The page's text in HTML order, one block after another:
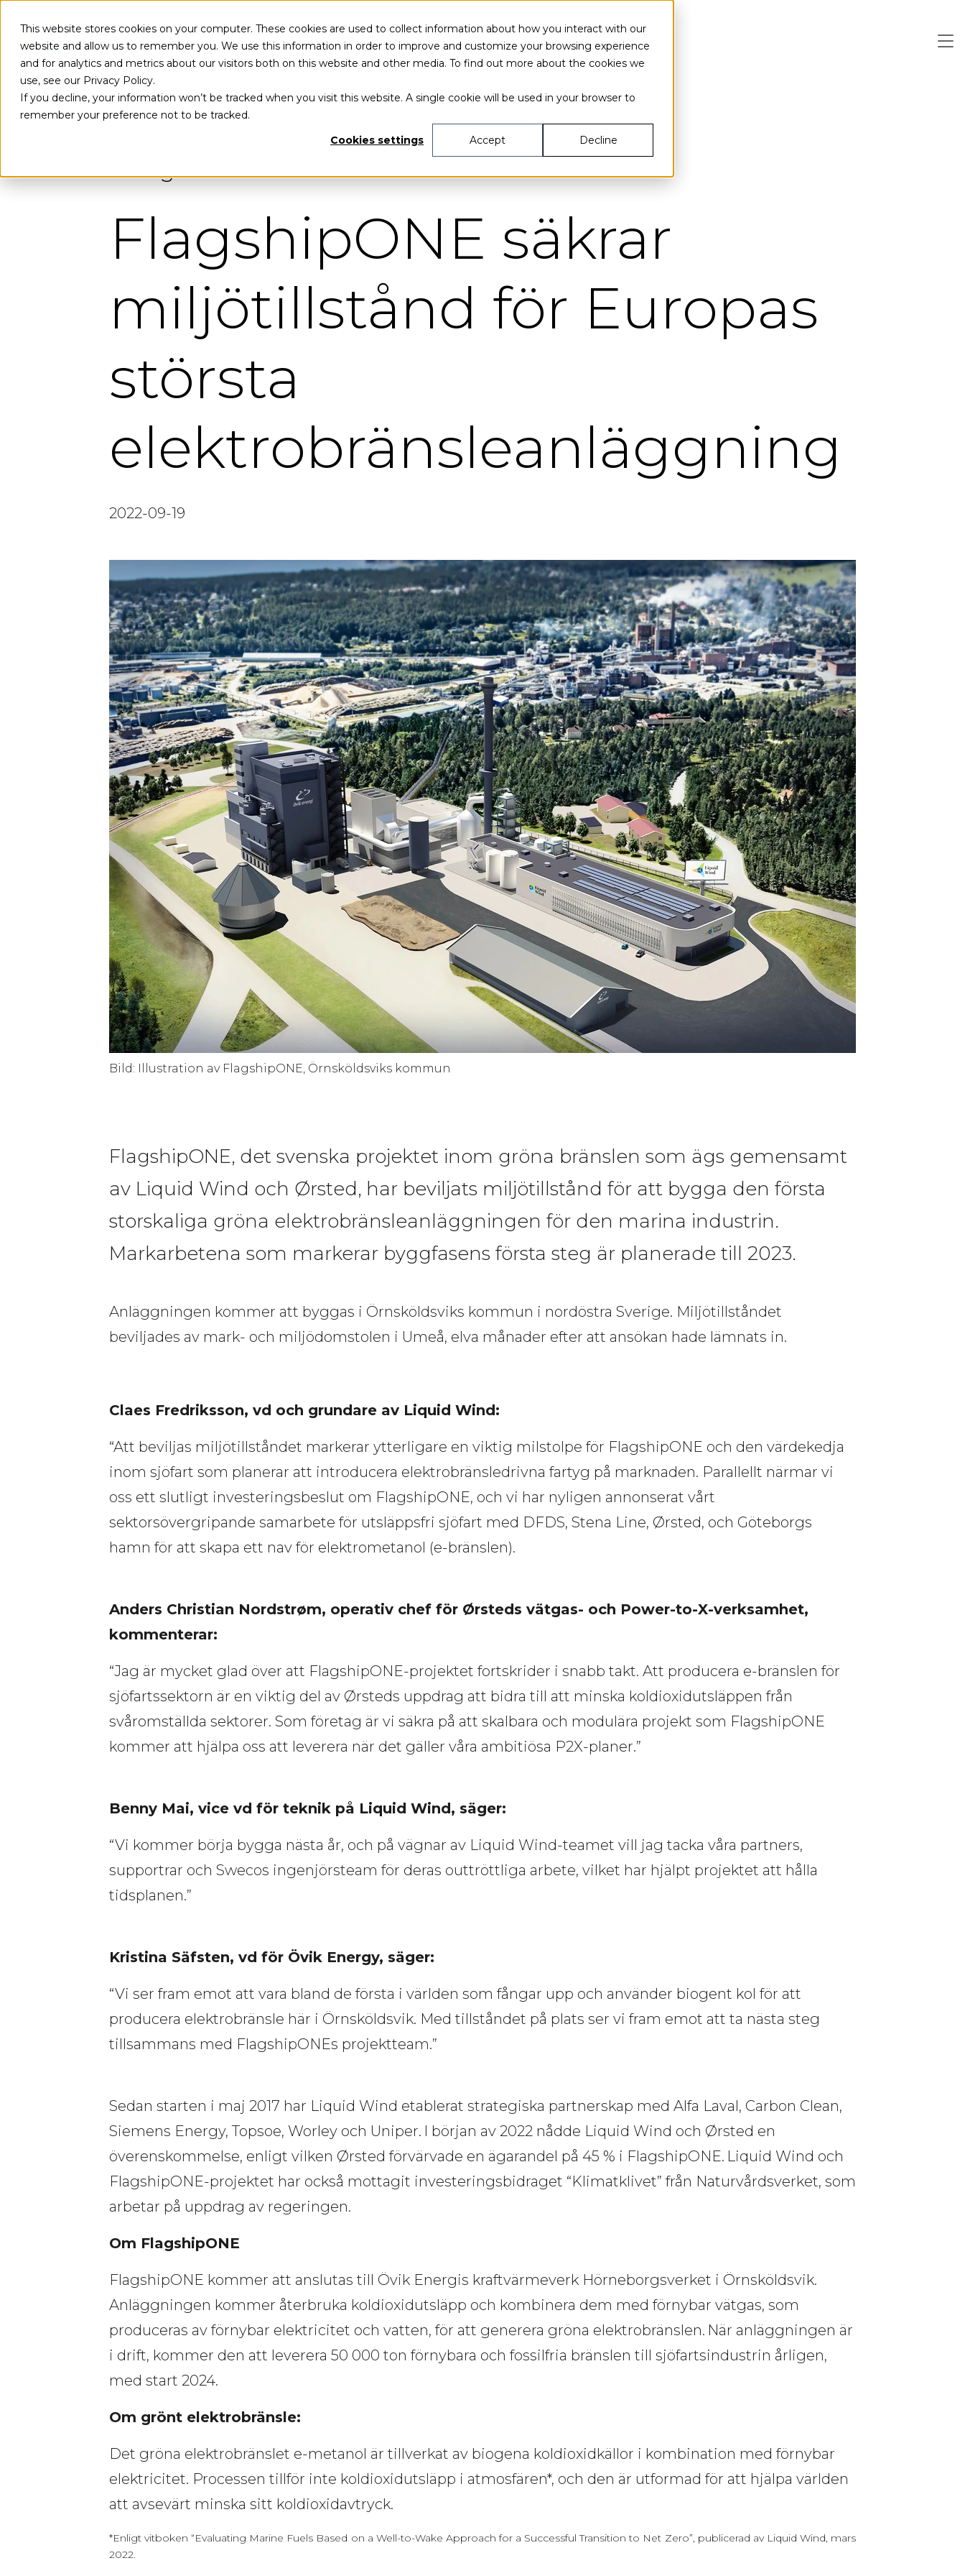
This website stores cookies on your computer. These cookies are used to collect information about how you interact with our
website and allow us to remember you. We use this information in order to improve and customize your browsing experience
and for analytics and metrics about our visitors both on this website and other media. To find out more about the cookies we
use, see our Privacy Policy.
If you decline, your information won’t be tracked when you visit this website. A single cookie will be used in your browser to
remember your preference not to be tracked.
Cookies settings
Accept Decline
Sverige
FlagshipONE säkrar
miljötillstånd för Europas
största
elektrobränsleanläggning
2022-09-19
Bild: Illustration av FlagshipONE, Örnsköldsviks kommun
FlagshipONE, det svenska projektet inom gröna bränslen som ägs gemensamt
av Liquid Wind och Ørsted, har beviljats miljötillstånd för att bygga den första
storskaliga gröna elektrobränsleanläggningen för den marina industrin.
Markarbetena som markerar byggfasens första steg är planerade till 2023.
Anläggningen kommer att byggas i Örnsköldsviks kommun i nordöstra Sverige. Miljötillståndet
beviljades av mark- och miljödomstolen i Umeå, elva månader efter att ansökan hade lämnats in.
Claes Fredriksson, vd och grundare av Liquid Wind:
“Att beviljas miljötillståndet markerar ytterligare en viktig milstolpe för FlagshipONE och den värdekedja
inom sjöfart som planerar att introducera elektrobränsledrivna fartyg på marknaden. Parallellt närmar vi
oss ett slutligt investeringsbeslut om FlagshipONE, och vi har nyligen annonserat vårt
sektorsövergripande samarbete för utsläppsfri sjöfart med DFDS, Stena Line, Ørsted, och Göteborgs
hamn för att skapa ett nav för elektrometanol (e-bränslen).
Anders Christian Nordstrøm, operativ chef för Ørsteds vätgas- och Power-to-X-verksamhet,
kommenterar:
“Jag är mycket glad över att FlagshipONE-projektet fortskrider i snabb takt. Att producera e-bränslen för
sjöfartssektorn är en viktig del av Ørsteds uppdrag att bidra till att minska koldioxidutsläppen från
svåromställda sektorer. Som företag är vi säkra på att skalbara och modulära projekt som FlagshipONE
kommer att hjälpa oss att leverera när det gäller våra ambitiösa P2X-planer.”
Benny Mai, vice vd för teknik på Liquid Wind, säger:
“Vi kommer börja bygga nästa år, och på vägnar av Liquid Wind-teamet vill jag tacka våra partners,
supportrar och Swecos ingenjörsteam för deras outtröttliga arbete, vilket har hjälpt projektet att hålla
tidsplanen.”
Kristina Säfsten, vd för Övik Energy, säger:
“Vi ser fram emot att vara bland de första i världen som fångar upp och använder biogent kol för att
producera elektrobränsle här i Örnsköldsvik. Med tillståndet på plats ser vi fram emot att ta nästa steg
tillsammans med FlagshipONEs projektteam.”
Sedan starten i maj 2017 har Liquid Wind etablerat strategiska partnerskap med Alfa Laval, Carbon Clean,
Siemens Energy, Topsoe, Worley och Uniper. I början av 2022 nådde Liquid Wind och Ørsted en
överenskommelse, enligt vilken Ørsted förvärvade en ägarandel på 45 % i FlagshipONE. Liquid Wind och
FlagshipONE-projektet har också mottagit investeringsbidraget “Klimatklivet” från Naturvårdsverket, som
arbetar på uppdrag av regeringen.
Om FlagshipONE
FlagshipONE kommer att anslutas till Övik Energis kraftvärmeverk Hörneborgsverket i Örnsköldsvik.
Anläggningen kommer återbruka koldioxidutsläpp och kombinera dem med förnybar vätgas, som
produceras av förnybar elektricitet och vatten, för att generera gröna elektrobränslen. När anläggningen är
i drift, kommer den att leverera 50 000 ton förnybara och fossilfria bränslen till sjöfartsindustrin årligen,
med start 2024.
Om grönt elektrobränsle:
Det gröna elektrobränslet e-metanol är tillverkat av biogena koldioxidkällor i kombination med förnybar
elektricitet. Processen tillför inte koldioxidutsläpp i atmosfären*, och den är utformad för att hjälpa världen
att avsevärt minska sitt koldioxidavtryck.
*Enligt vitboken “Evaluating Marine Fuels Based on a Well-to-Wake Approach for a Successful Transition to Net Zero”, publicerad av Liquid Wind, mars
2022.